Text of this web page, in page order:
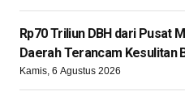
Rp70 Triliun DBH dari Pusat
Daerah Terancam Kesulitan
Kamis, 6 Agustus 2026